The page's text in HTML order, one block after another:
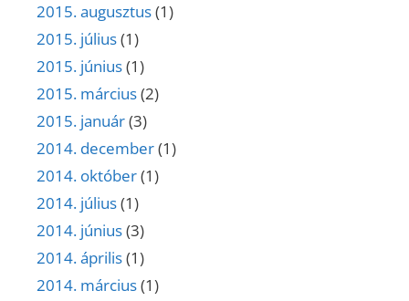
2015. augusztus(1)
2015. július(1)
2015. június(1)
2015. március(2)
2015. január(3)
2014. december(1)
2014. október(1)
2014. július(1)
2014. június(3)
2014. április(1)
2014. március(1)